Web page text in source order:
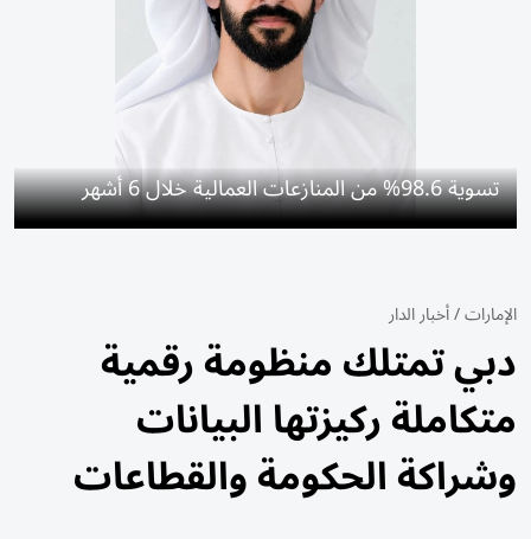
تسوية 98.6% من المنازعات العمالية خلال 6 أشهر
الإمارات/أخبار الدار
دبي تمتلك منظومة رقمية
متكاملة ركيزتها البيانات
وشراكة الحكومة والقطاعات